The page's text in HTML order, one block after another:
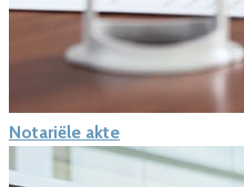
Notariële akte